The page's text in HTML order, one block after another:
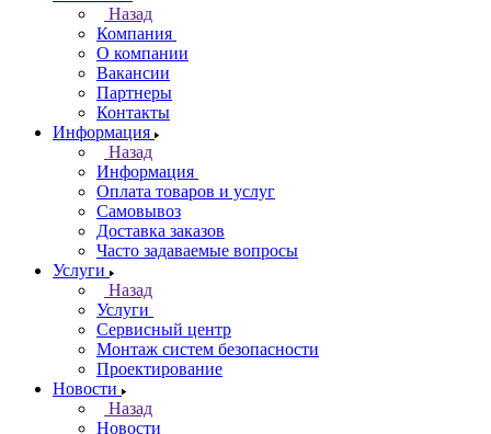
Назад
Компания
О компании
Вакансии
Партнеры
Контакты
Информация
Назад
Информация
Оплата товаров и услуг
Самовывоз
Доставка заказов
Часто задаваемые вопросы
Услуги
Назад
Услуги
Сервисный центр
Монтаж систем безопасности
Проектирование
Новости
Назад
Новости